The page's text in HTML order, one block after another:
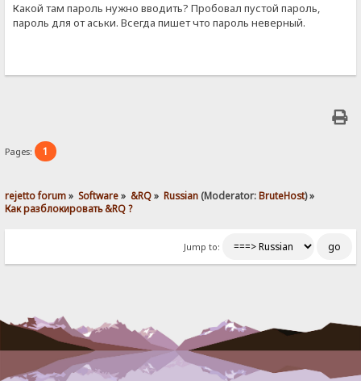
Какой там пароль нужно вводить? Пробовал пустой пароль,
пароль для от аськи. Всегда пишет что пароль неверный.
Pages: 1
rejetto forum» Software» &RQ» Russian (Moderator:BruteHost) »
Как разблокировать &RQ ?
Jump to: